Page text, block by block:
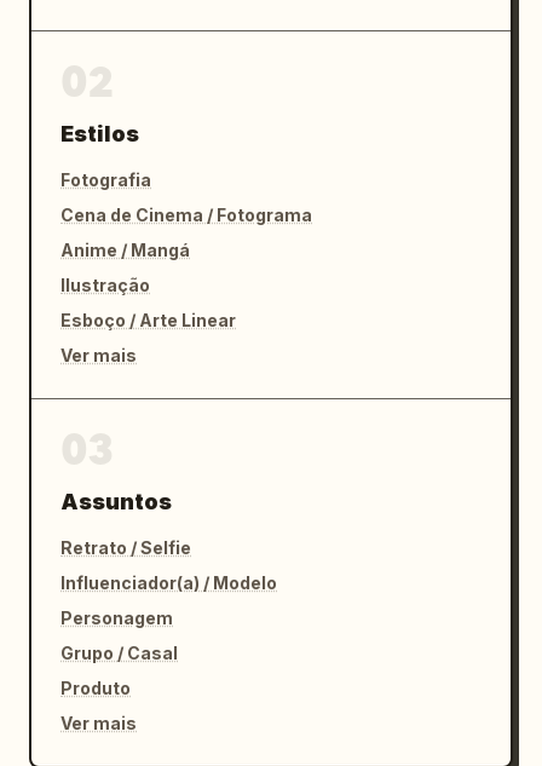
Estilos
Fotografia
Cena de Cinema / Fotograma
Anime / Mangá
Ilustração
Esboço / Arte Linear
Ver mais
Assuntos
Retrato / Selfie
Influenciador(a) / Modelo
Personagem
Grupo / Casal
Produto
Ver mais